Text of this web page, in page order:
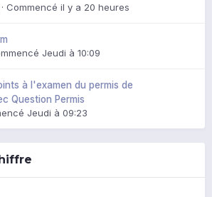
· Commencé il y a 20 heures
Jeudi à 10:09
à l'examen du permis de
Question Permis
Jeudi à 09:23